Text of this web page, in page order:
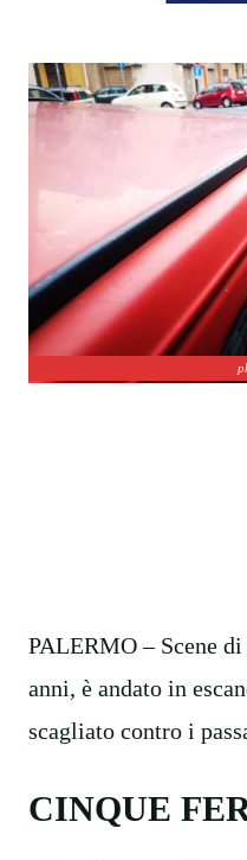
PALERMO – Scene
anni, è andato in
scagliato contro i
CINQUE